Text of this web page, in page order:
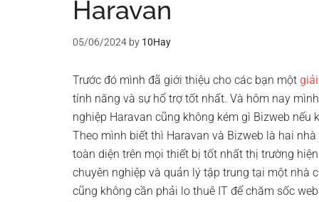
Haravan
05/06/2024 by 10Hay
Trước đó mình đã giới thiệu cho các bạn một
tính năng và sự hổ trợ tốt nhất. Và hôm nay
nghiệp Haravan cũng không kém gì Bizweb
Theo mình biết thì Haravan và Bizweb là hai
toàn diện trên mọi thiết bị tốt nhất thị trường
chuyên nghiệp và quản lý tập trung tại một nhà
cũng không cần phải lo thuê IT để chăm sốc